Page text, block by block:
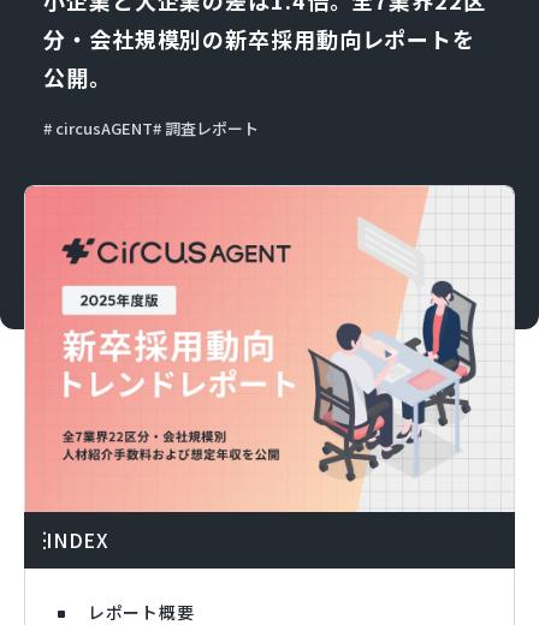
分・会社規模別の新卒採用動向レポートを
公開。
circusAGENT 調査レポート
INDEX
レポート概要